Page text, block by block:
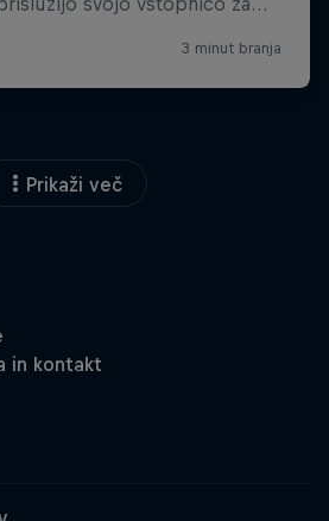
Prikaži več